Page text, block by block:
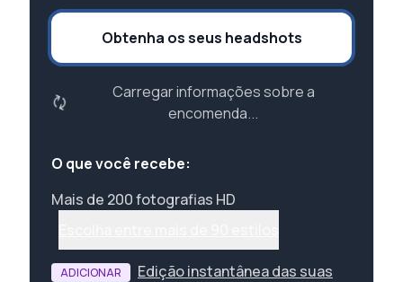
Obtenha os seus headshots
Carregar informações sobre a
encomenda...
O que você recebe:
Mais de 200 fotografias HD
ADICIONAR
Edição instantânea das suas